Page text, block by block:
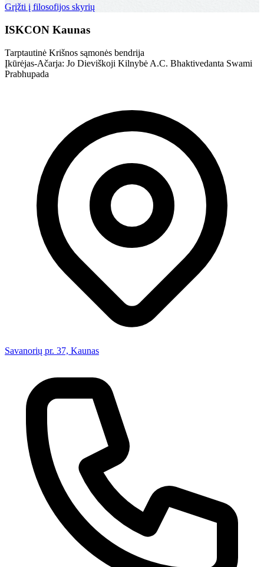
Grįžti į filosofijos skyrių
ISKCON Kaunas
Tarptautinė Krišnos sąmonės bendrija
Įkūrėjas-Ačarja: Jo Dieviškoji Kilnybė A.C. Bhaktivedanta Swami
Prabhupada
Savanorių pr. 37, Kaunas